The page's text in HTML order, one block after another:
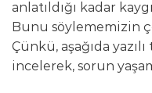
anlatıldığı kadar
Bunu söylememizin
Çünkü, aşağıda
incelerek, sorun